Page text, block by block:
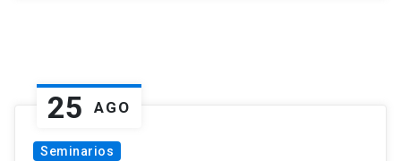
25 AGO
Seminarios